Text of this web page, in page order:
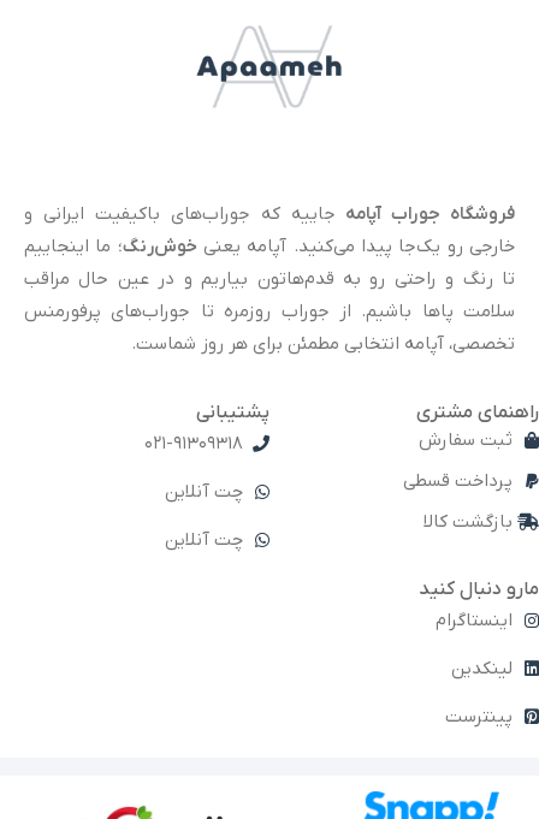
فروشگاه جوراب آپامه جاییه که جوراب‌های باکیفیت ایرانی و
خارجی رو یک‌جا پیدا می‌کنید. آپامه یعنی خوش‌رنگ؛ ما اینجاییم
تا رنگ و راحتی رو به قدم‌هاتون بیاریم و در عین حال مراقب
سلامت پاها باشیم. از جوراب روزمره تا جوراب‌های پرفورمنس
تخصصی، آپامه انتخابی مطمئن برای هر روز شماست.
راهنمای مشتری
ثبت سفارش
پرداخت قسطی
بازگشت کالا
پشتیبانی
021-91309318
چت آنلاین
چت آنلاین
مارو دنبال کنید
اینستاگرام
لینکدین
پینترست